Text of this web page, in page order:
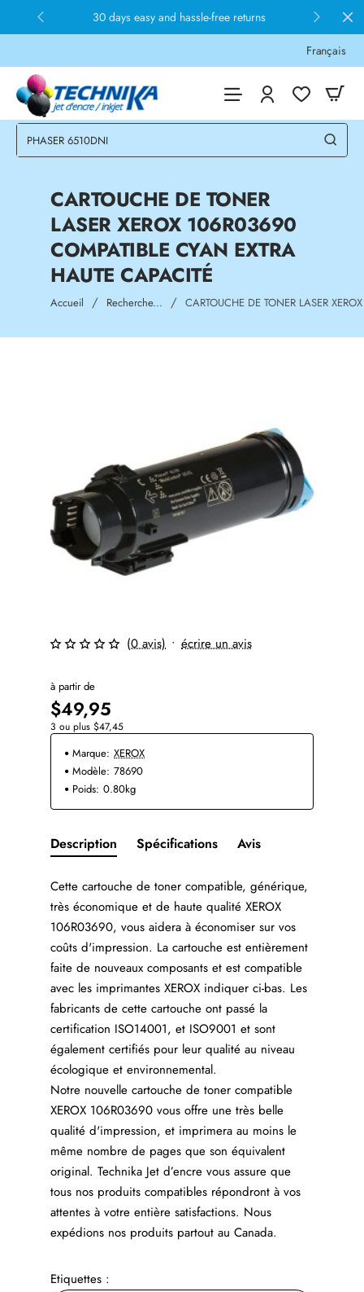
30 days easy and hassle-free returns
Français
CARTOUCHE DE TONER
LASER XEROX 106R03690
COMPATIBLE CYAN EXTRA
HAUTE CAPACITÉ
Accueil homeRecherche... CARTOUCHE DE TONER LASER
(0 avis) • écrire un avis
à partir de
$49,95
3 ou plus $47,45
Marque: XEROX
Modèle: 78690
Poids: 0.80kg
Description Spécifications Avis
Cette cartouche de toner compatible, générique,
très économique et de haute qualité XEROX
106R03690, vous aidera à économiser sur vos
coûts d'impression. La cartouche est entièrement
faite de nouveaux composants et est compatible
avec les imprimantes XEROX indiquer ci-bas. Les
fabricants de cette cartouche ont passé la
certification ISO14001, et ISO9001 et sont
également certifiés pour leur qualité au niveau
écologique et environnemental.
Notre nouvelle cartouche de toner compatible
XEROX 106R03690 vous offre une très belle
qualité d'impression, et imprimera au moins le
même nombre de pages que son équivalent
original. Technika Jet d’encre vous assure que
tous nos produits compatibles répondront à vos
attentes à votre entière satisfactions. Nous
expédions nos produits partout au Canada.
Etiquettes :